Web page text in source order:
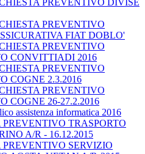
PREVENTIVO DIVISE
PREVENTIVO
FIAT DOBLO'
PREVENTIVO
CONVITTIADI 2016
PREVENTIVO
COGNE 2.3.2016
PREVENTIVO
COGNE 26-27.2.2016
assistenza informatica 2016
PREVENTIVO TRASPORTO
A/R - 16.12.2015
PREVENTIVO SERVIZIO